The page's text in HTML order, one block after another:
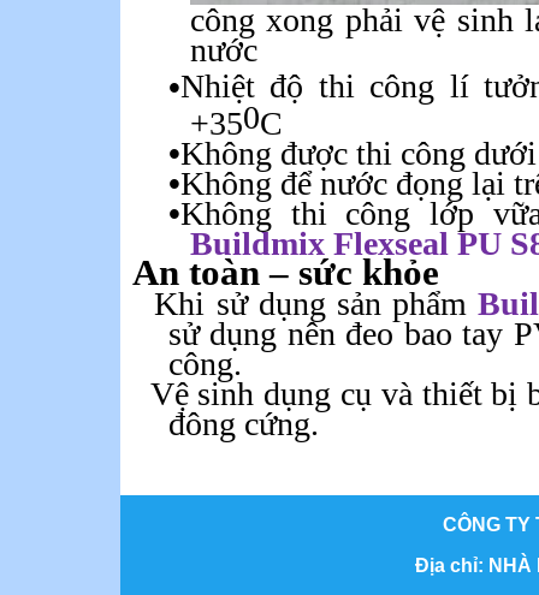
công xong phải vệ sinh
nước
•Nhiệt độ thi công lí
+350C
•Không được thi công
•Không để nước đọng lại
•Không thi công lớp
Buildmix Flexseal PU
An toàn – sức khỏe
Khi sử dụng sản phẩm
sử dụng nên đeobaotay
công.
Vệ sinh dụng cụ và thiết bị
đông cứng.
CÔNG TY
Địa chỉ: NHÀ